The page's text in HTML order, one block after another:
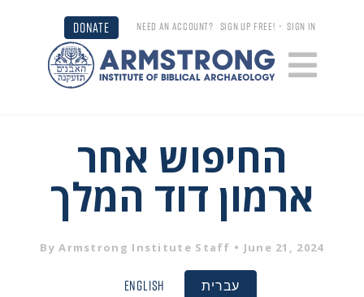
DONATE NEED AN ACCOUNT? SIGN UP FREE! •SIGN IN
החיפוש אחר
ארמון דוד המלך
ByArmstrong Institute Staff • June 21, 2024
English עברית